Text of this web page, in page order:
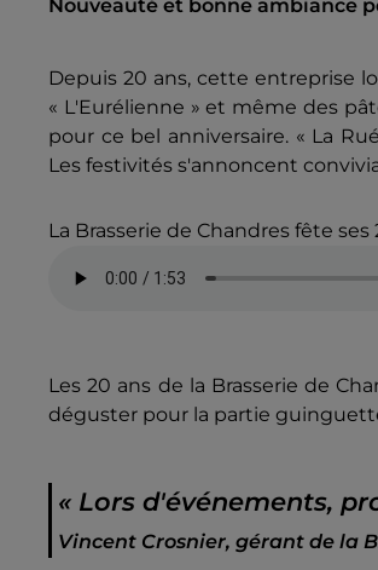
Nouveauté et bonne ambiance
Depuis 20 ans, cette entreprise
« L'Eurélienne » et même des
pour ce bel anniversaire. « La
Les festivités s'annoncent
La Brasserie de Chandres fête
Les 20 ans de la Brasserie de
déguster pour la partie
« Lors d'événements,
Vincent Crosnier, gérant de la